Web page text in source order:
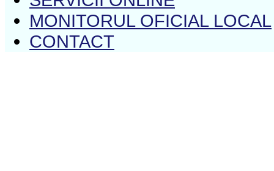
MONITORUL OFICIAL LOCAL
CONTACT